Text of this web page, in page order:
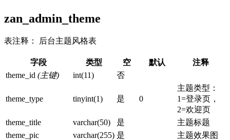
zan_admin_theme
表注释： 后台主题风格表
字段 类型 空 默认
注释
theme_id (主键) int(11) 否
theme_type tinyint(1) 是 0
主题类型：
1=登录页，
2=欢迎页
theme_title
varchar(50) 是
主题标题
theme_pic
varchar(255) 是 主题效果图